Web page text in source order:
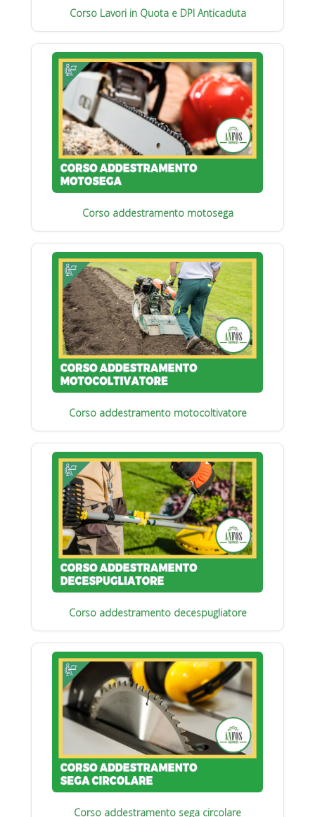
Corso Lavori in Quota e DPI Anticaduta
Corso addestramento motosega
Corso addestramento motocoltivatore
Corso addestramento decespugliatore
Corso addestramento sega circolare